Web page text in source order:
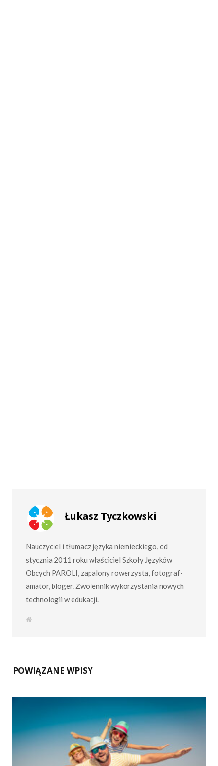
Łukasz Tyczkowski
Nauczyciel i tłumacz języka niemieckiego, od
stycznia 2011 roku właściciel Szkoły Języków
Obcych PAROLI, zapalony rowerzysta, fotograf-
amator, bloger. Zwolennik wykorzystania nowych
technologii w edukacji.
W
POWIĄZANE WPISY